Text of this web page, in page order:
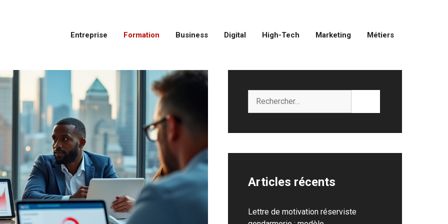
Entreprise Formation Business Digital High-Tech Marketing Métiers
Articles récents
Lettre de motivation réserviste